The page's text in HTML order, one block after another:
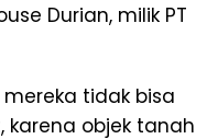
Durian, milik PT
mereka tidak bisa
karena objek tanah